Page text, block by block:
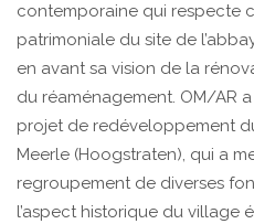
contemporaine qui respecte
patrimoniale du site de
en avant sa vision de la
du réaménagement. OM/AR
projet de redéveloppement
Meerle (Hoogstraten), qui a
regroupement de diverses
l’aspect historique du village